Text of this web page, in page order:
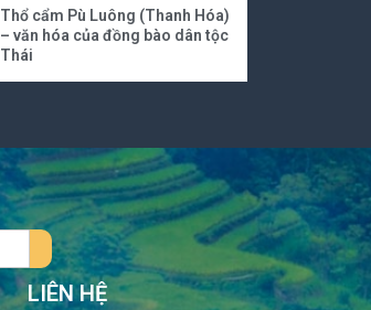
Thổ cẩm Pù Luông (Thanh Hóa)
– văn hóa của đồng bào dân tộc
Thái
LIÊN HỆ